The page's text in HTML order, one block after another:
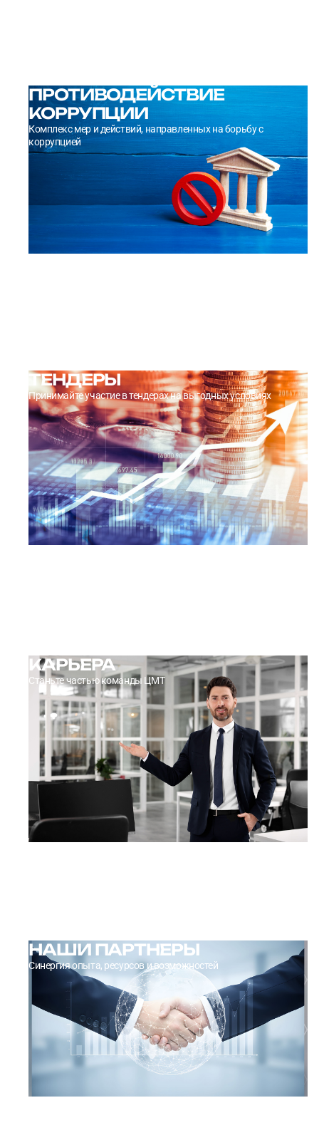
ПРОТИВОДЕЙСТВИЕ
КОРРУПЦИИ
Комплекс мер и действий, направленных на борьбу с
коррупцией
ТЕНДЕРЫ
Принимайте участие в тендерах на выгодных условиях
КАРЬЕРА
Станьте частью команды ЦМТ
НАШИ ПАРТНЕРЫ
Синергия опыта, ресурсов и возможностей